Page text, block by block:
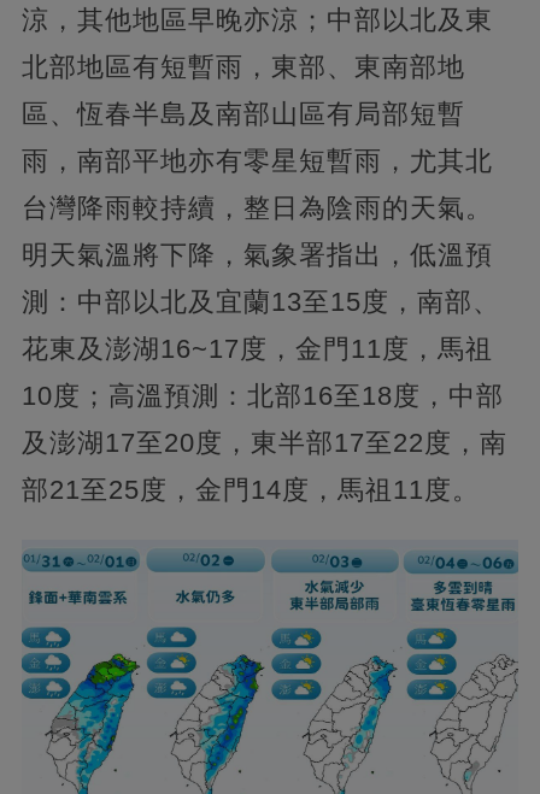
涼，其他地區早晚亦涼；中部以北及東
北部地區有短暫雨，東部、東南部地
區、恆春半島及南部山區有局部短暫
雨，南部平地亦有零星短暫雨，尤其北
台灣降雨較持續，整日為陰雨的天氣。
明天氣溫將下降，氣象署指出，低溫預
測：中部以北及宜蘭13至15度，南部、
花東及澎湖16~17度，金門11度，馬祖
10度；高溫預測：北部16至18度，中部
及澎湖17至20度，東半部17至22度，南
部21至25度，金門14度，馬祖11度。